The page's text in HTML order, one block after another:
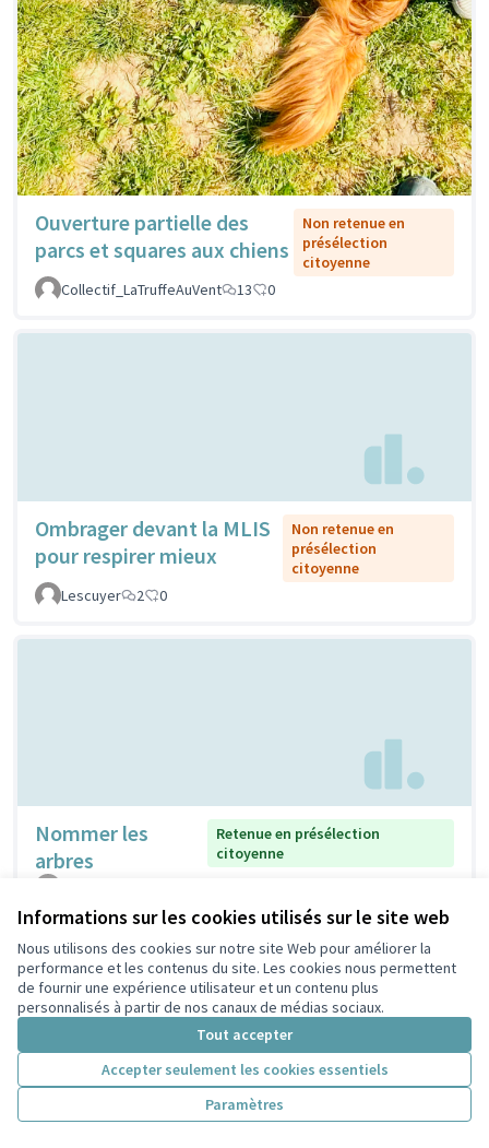
Informations sur les cookies utilisés sur le site web
Nous utilisons des cookies sur notre site Web pour améliorer la
performance et les contenus du site. Les cookies nous permettent
de fournir une expérience utilisateur et un contenu plus
personnalisés à partir de nos canaux de médias sociaux.
Tout accepter
Accepter seulement les cookies essentiels
Paramètres
Ouverture partielle des
parcs et squares aux chiens
Non retenue en
présélection
citoyenne
Collectif_LaTruffeAuVent
13 0
Ombrager devant la MLIS
pour respirer mieux
Non retenue en
présélection
citoyenne
Lescuyer
2 0
Nommer les
arbres
Retenue en présélection
citoyenne
Nichoirs pour
Non retenue en présélection